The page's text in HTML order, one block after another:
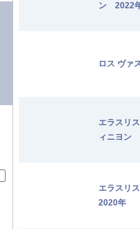
ン 2022
ロス ヴァ
エラスリ
ィニヨン
エラスリ
2020年